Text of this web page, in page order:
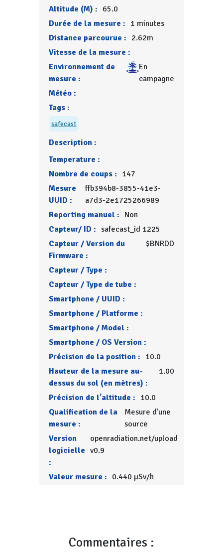
Altitude (M) : 65.0
Durée de la mesure : 1 minutes
Distance parcourue : 2.62m
Vitesse de la mesure :
Environnement de
mesure :
En
campagne
Météo :
Tags :
safecast
Description :
Temperature :
Nombre de coups : 147
Mesure
UUID :
ffb394b8-3855-41e3-
a7d3-2e1725266989
Reporting manuel : Non
Capteur/ ID : safecast_id 1225
Capteur / Version du
Firmware :
$BNRDD
Capteur / Type :
Capteur / Type de tube :
Smartphone / UUID :
Smartphone / Platforme :
Smartphone / Model :
Smartphone / OS Version :
Précision de la position : 10.0
Hauteur de la mesure au-
dessus du sol (en mètres) :
1.00
Précision de l'altitude : 10.0
Qualification de la
mesure :
Mesure d'une
source
Version
logicielle
:
openradiation.net/upload
v0.9
Valeur mesure : 0.440 µSv/h
Commentaires :